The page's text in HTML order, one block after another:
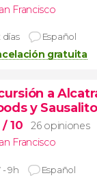
Francisco
días Español
gratuita
a
y Sausalito
/ 10
26 opiniones
Francisco
- 9h Español